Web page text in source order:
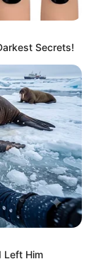
Secrets!
Left Him